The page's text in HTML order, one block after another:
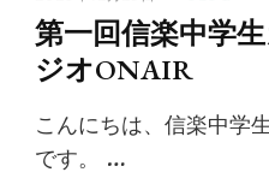
第一回信楽中学
ジオONAIR
こんにちは、信楽中学
です。 …